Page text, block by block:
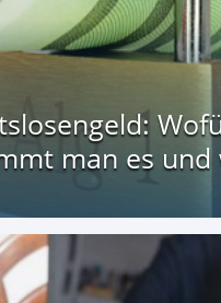
man es und